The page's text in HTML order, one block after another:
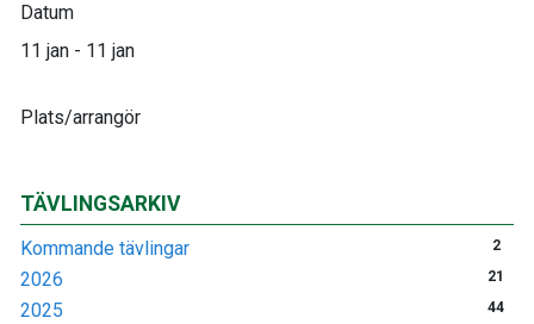
TÄVLINGSARKIV
Kommande tävlingar 2
2026 21
2025 44
Datum
11 jan - 11 jan
Plats/arrangör